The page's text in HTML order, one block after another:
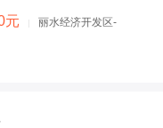
元 丽水经济开发区-